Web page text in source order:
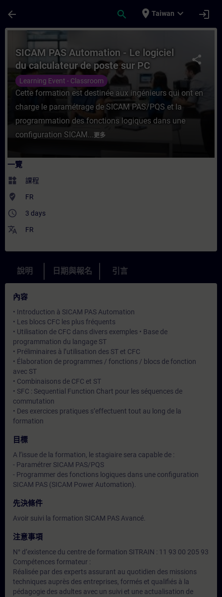
arrow_back search place Taiwan expand_more login
課程 - SICAM PAS Automation - Le
share
SICAM PAS Automation - Le logiciel
du calculateur de poste sur PC
industriel
Learning Event - Classroom
Cette formation est destinée aux ingénieurs qui ont en
charge le paramétrage de SICAM PAS/PQS et la
programmation des fonctions logiques dans une
configuration SICAM...更多
一覽
widgets 課程
where_to_vote FR
access_time 3 days
translate FR
說明 日期與報名 引言
內容
• Introduction à SICAM PAS Automation
• Les blocs CFC les plus fréquents
• Utilisation de CFC dans divers exemples • Base de
programmation du langage ST
• Préliminaires à l’utilisation des ST et CFC
• Élaboration de programmes / fonctions / blocs de fonction
avec ST
• Combinaisons de CFC et ST
• SFC : Sequential Function Chart pour les séquences de
commutation
• Des exercices pratiques s’effectuent tout au long de la
formation
目標
A l’issue de la formation, le stagiaire sera capable de :
- Paramétrer SICAM PAS/PQS
- Programmer des fonctions logiques dans une configuration
SICAM PAS (SICAM Power Automation).
先決條件
Avoir suivi la formation SICAM PAS Avancé.
注意事項
N° d’existence du centre de formation SITRAIN : 11 93 00 205 93
Compétences formateur :
Réalisée par des experts assurant au quotidien des missions
techniques auprès des entreprises, formés et qualifiés à la
pédagogie des adultes avec un suivi et une actualisation de